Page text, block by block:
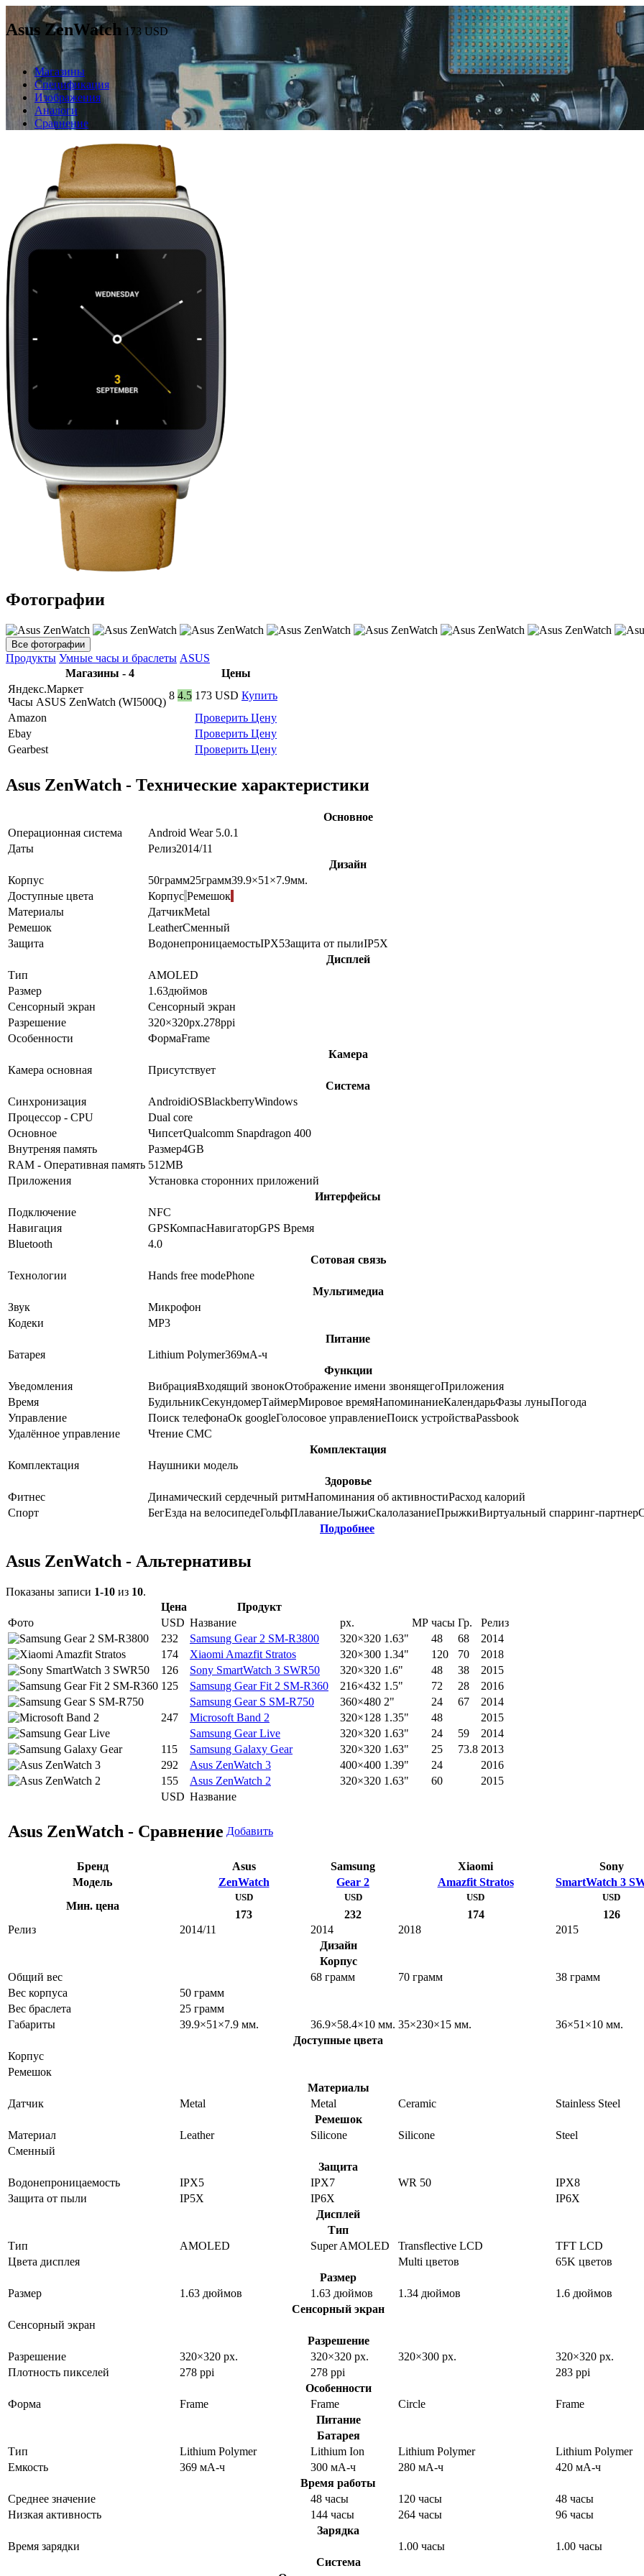
Asus ZenWatch 173USD
Магазины
Спецификация
Изображения
Аналоги
Сравнение
Фотографии
Все фотографии
Продукты Умные часы и браслеты ASUS
Магазины - 4
Цены
Яндекс.Маркет
Часы ASUS ZenWatch (WI500Q)
8 4.5 173 USD Купить
Amazon
Проверить Цену
Ebay
Проверить Цену
Gearbest
Проверить Цену
Asus ZenWatch - Технические характеристики
Основное
Операционная система
Android Wear 5.0.1
Даты
Релиз2014/11
Дизайн
Корпус
50грамм25грамм39.9×51×7.9мм.
Доступные цвета
Корпус Ремешок
Материалы
ДатчикMetal
Ремешок
LeatherСменный
Защита
ВодонепроницаемостьIPX5Защита от пылиIP5X
Дисплей
Тип
AMOLED
Размер
1.63дюймов
Сенсорный экран
Сенсорный экран
Разрешение
320×320px.278ppi
Особенности
ФормаFrame
Камера
Камера основная
Присутствует
Система
Синхронизация
AndroidiOSBlackberryWindows
Процессор - CPU
Dual core
Основное
ЧипсетQualcomm Snapdragon 400
Внутреняя память
Размер4GB
RAM - Оперативная память 512MB
Приложения
Установка сторонних приложений
Интерфейсы
Подключение
NFC
Навигация
GPSКомпасНавигаторGPS Время
Bluetooth
4.0
Сотовая связь
Технологии
Hands free modePhone
Мультимедиа
Звук
Микрофон
Кодеки
MP3
Питание
Батарея
Lithium Polymer369мА-ч
Функции
Уведомления
ВибрацияВходящий звонокОтображение имени звонящегоПриложения
Время
БудильникСекундомерТаймерМировое времяНапоминаниеКалендарьФазы луныПогода
Управление
Поиск телефонаОк googleГолосовое управлениеПоиск устройстваPassbook
Удалённое управление
Чтение СМС
Комплектация
Комплектация
Наушники модель
Здоровье
Фитнес
Динамический сердечный ритмНапоминания об активностиРасход калорий
Спорт
БегЕзда на велосипедеГольфПлаваниеЛыжиСкалолазаниеПрыжкиВиртуальный спарринг-партнер
Подробнее
Asus ZenWatch - Альтернативы
Показаны записи 1-10 из 10.
Цена
Продукт
Фото
USD Название px. MP часы Гр. Релиз
USD Название
232 Samsung Gear 2 SM-R3800 320×320 1.63" 48 68
2014
174
Xiaomi Amazfit Stratos 320×300 1.34" 120 70
2018
126
Sony SmartWatch 3 SWR50 320×320 1.6" 48 38
2015
125
Samsung Gear Fit 2 SM-R360 216×432 1.5" 72 28
2016
Samsung Gear S SM-R750
360×480 2" 24 67
2014
247
Microsoft Band 2 320×128 1.35" 48
2015
Samsung Gear Live
320×320 1.63" 24 59
2014
115
Samsung Galaxy Gear 320×320 1.63" 25 73.8 2013
292
Asus ZenWatch 3 400×400 1.39" 24
2016
155
Asus ZenWatch 2 320×320 1.63" 60 2015
Asus ZenWatch - Сравнение Добавить
Бренд Asus Samsung Xiaomi
Sony
Модель
ZenWatch Gear 2 Amazfit Stratos
SmartWatch 3
Мин. цена
USD
173
USD
232
USD
174
USD
126
Релиз
2014/11 2014 2018
2015
Дизайн
Корпус
Общий вес
68 грамм 70 грамм
38 грамм
Вес корпуса
50 грамм
Вес браслета
25 грамм
Габариты
39.9×51×7.9 мм. 36.9×58.4×10 мм. 35×230×15 мм.
36×51×10 мм.
Доступные цвета
Корпус
Ремешок
Материалы
Датчик
Metal Metal Ceramic
Stainless Steel
Ремешок
Материал
Leather Silicone Silicone
Steel
Сменный
Защита
Водонепроницаемость
IPX5 IPX7 WR 50
IPX8
Защита от пыли
IP5X IP6X
IP6X
Дисплей
Тип
Тип
AMOLED Super AMOLED Transflective LCD
TFT LCD
Цвета дисплея
Multi цветов
65K цветов
Размер
Размер
1.63 дюймов 1.63 дюймов 1.34 дюймов
1.6 дюймов
Сенсорный экран
Сенсорный экран
Разрешение
Разрешение
320×320 px. 320×320 px. 320×300 px.
320×320 px.
Плотность пикселей
278 ppi 278 ppi
283 ppi
Особенности
Форма
Frame Frame Circle
Frame
Питание
Батарея
Тип
Lithium Polymer Lithium Ion Lithium Polymer
Lithium Polymer
Емкость
369 мА-ч 300 мА-ч 280 мА-ч
420 мА-ч
Время работы
Среднее значение
48 часы 120 часы
48 часы
Низкая активность
144 часы 264 часы
96 часы
Зарядка
Время зарядки
1.00 часы
1.00 часы
Система